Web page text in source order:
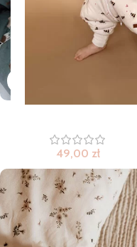
Poduszka wzór Pieski
49,00 zł